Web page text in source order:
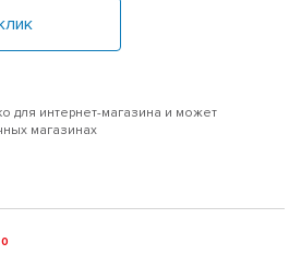
для интернет-магазина и может
магазинах